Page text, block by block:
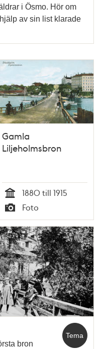
i Ösmo. Hör om
av sin list klarade
Gamla
Liljeholmsbron
Tid
1880 till 1915
Typ
Foto
Tema
bron